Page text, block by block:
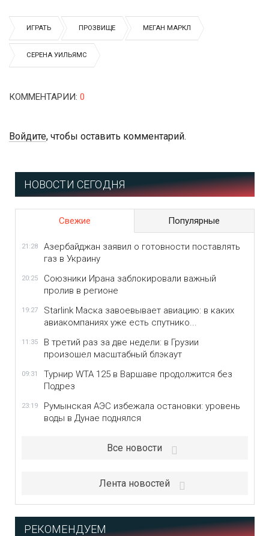
ИГРАТЬ ПРОЗВИЩЕ МЕГАН МАРКЛ
СЕРЕНА УИЛЬЯМС
КОММЕНТАРИИ: 0
Войдите, чтобы оставить комментарий.
НОВОСТИ СЕГОДНЯ
Свежие Популярные
21:28
Азербайджан заявил о готовности поставлять
газ в Украину
20:25
Союзники Ирана заблокировали важный
пролив в регионе
19:27
Starlink Маска завоевывает авиацию: в каких
авиакомпаниях уже есть спутнико...
11:35
В третий раз за две недели: в Грузии
произошел масштабный блэкаут
09:31
Турнир WTA 125 в Варшаве продолжится без
Подрез
23:19
Румынская АЭС избежала остановки: уровень
воды в Дунае поднялся
Все новости
Лента новостей
РЕКОМЕНДУЕМ